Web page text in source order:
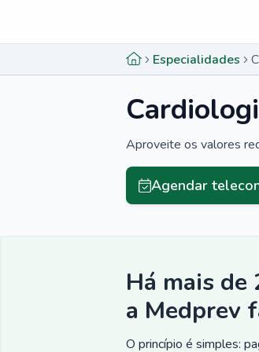
Especialidades
Aproveite os valores
Agendar
Há mais de
a Medprev
O princípio é simples: